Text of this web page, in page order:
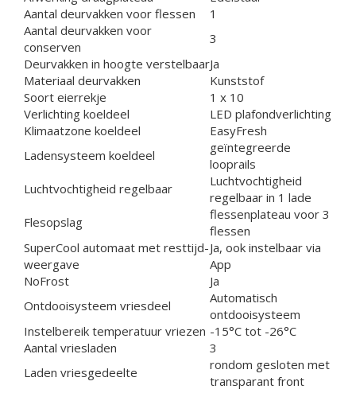
Aantal deurvakken voor flessen
1
Aantal deurvakken voor
conserven
3
Deurvakken in hoogte verstelbaarJa
Materiaal deurvakken
Kunststof
Soort eierrekje
1 x 10
Verlichting koeldeel
LED plafondverlichting
Klimaatzone koeldeel
EasyFresh
Ladensysteem koeldeel
geïntegreerde
looprails
Luchtvochtigheid regelbaar
Luchtvochtigheid
regelbaar in 1 lade
Flesopslag
flessenplateau voor 3
flessen
SuperCool automaat met resttijd-
weergave
Ja, ook instelbaar via
App
NoFrost
Ja
Ontdooisysteem vriesdeel
Automatisch
ontdooisysteem
Instelbereik temperatuur vriezen -15°C tot -26°C
Aantal vriesladen
3
Laden vriesgedeelte
rondom gesloten met
transparant front